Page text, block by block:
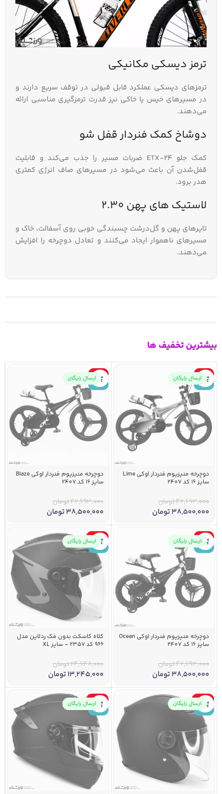
ترمز دیسکی مکانیکی
ترمزهای دیسکی عملکرد قابل قبولی در توقف سریع دارند و
در مسیرهای خیس یا خاکی نیز قدرت ترمزگیری مناسبی ارائه
می‌دهند.
دوشاخ کمک‌ فنردار قفل‌ شو
کمک جلو ETX-24 ضربات مسیر را جذب می‌کند و قابلیت
قفل‌شدن آن باعث می‌شود در مسیرهای صاف انرژی کمتری
هدر برود.
لاستیک‌ های پهن 2.30
تایرهای پهن و گل‌درشت چسبندگی خوبی روی آسفالت، خاک و
مسیرهای ناهموار ایجاد می‌کنند و تعادل دوچرخه را افزایش
می‌دهند.
بیشترین تخفیف ها
-10%
جدید
ارسال رایگان
دوچرخه منیزیوم فنردار اوکی Lime
سایز 16 کد 2407
42,693,000تومان
38,500,000تومان
-10%
جدید
ارسال رایگان
دوچرخه منیزیوم فنردار اوکی Blaze
سایز 16 کد 2407
42,693,000تومان
38,500,000تومان
-10%
جدید
ارسال رایگان
دوچرخه منیزیوم فنردار اوکی Ocean
سایز 16 کد 2407
42,693,000تومان
38,500,000تومان
-46%
جدید
ارسال رایگان
کلاه کاسکت بدون فک ردلاین مدل
966 کد 2357 – سایز XL
24,648,000تومان
13,245,000تومان
-42%
جدید
ارسال رایگان
-40%
جدید
ارسال رایگان